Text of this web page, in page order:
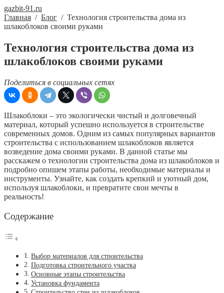
gazbit-91.ru
Главная / Блог / Технология строительства дома из
шлакоблоков своими руками
Технология строительства дома из
шлакоблоков своими руками
Поделиться в социальных сетях
Шлакоблоки – это экологически чистый и долговечный
материал, который успешно используется в строительстве
современных домов. Одним из самых популярных вариантов
строительства с использованием шлакоблоков является
возведение дома своими руками. В данной статье мы
расскажем о технологии строительства дома из шлакоблоков и
подробно опишем этапы работы, необходимые материалы и
инструменты. Узнайте, как создать крепкий и уютный дом,
используя шлакоблоки, и превратите свои мечты в
реальность!
Содержание
Выбор материалов для строительства
Подготовка строительного участка
Основные этапы строительства
Установка фундамента